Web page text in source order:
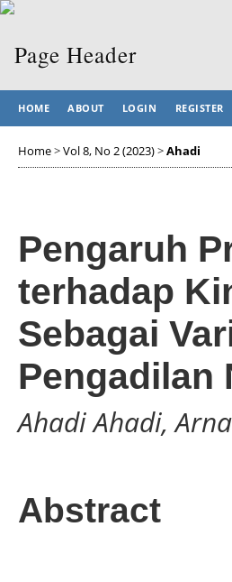
HOME ABOUT LOGIN REGISTER
Home>Vol 8, No 2 (2023)>Ahadi
Pengaruh
terhadap
Sebagai
Pengadilan
Ahadi Ahadi,
Abstract